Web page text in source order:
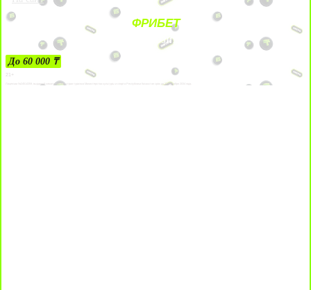
ФРИБЕТ
ЗА ДЕПОЗИТЫ
До 60 000 ₸
21+
Лицензии №24514359, выданной комитетом индустрии туризма Министерства культуры и спорта Республики Казахстан срок до 27 сентября 2034 года.